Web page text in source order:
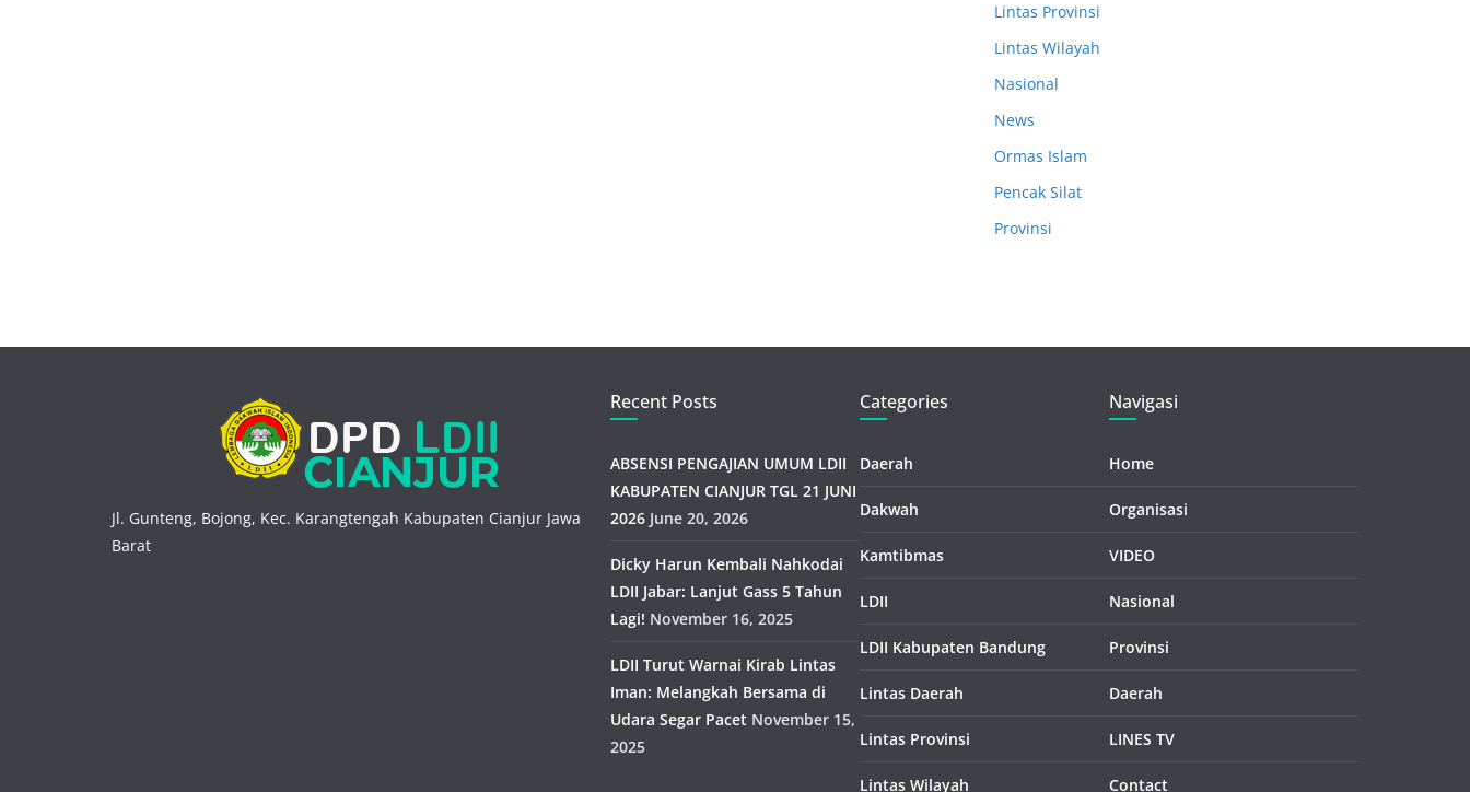
Lintas Provinsi
Lintas Wilayah
Nasional
News
Ormas Islam
Pencak Silat
Provinsi
Jl. Gunteng, Bojong, Kec. Karangtengah Kabupaten Cianjur Jawa
Barat
Recent Posts
ABSENSI PENGAJIAN UMUM LDII
KABUPATEN CIANJUR TGL 21 JUNI
2026 June 20, 2026
Dicky Harun Kembali Nahkodai
LDII Jabar: Lanjut Gass 5 Tahun
Lagi! November 16, 2025
LDII Turut Warnai Kirab Lintas
Iman: Melangkah Bersama di
Udara Segar Pacet November 15,
2025
Categories
Daerah
Dakwah
Kamtibmas
LDII
LDII Kabupaten Bandung
Lintas Daerah
Lintas Provinsi
Lintas Wilayah
Navigasi
Home
Organisasi
VIDEO
Nasional
Provinsi
Daerah
LINES TV
Contact